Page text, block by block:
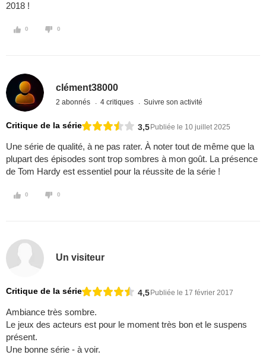
2018 !
0 0
clément38000
2 abonnés 4 critiques Suivre son activité
Critique de la série 3,5Publiée le 10 juillet 2025
Une série de qualité, à ne pas rater. À noter tout de même que la
plupart des épisodes sont trop sombres à mon goût. La présence
de Tom Hardy est essentiel pour la réussite de la série !
0 0
Un visiteur
Critique de la série 4,5Publiée le 17 février 2017
Ambiance très sombre.
Le jeux des acteurs est pour le moment très bon et le suspens
présent.
Une bonne série - à voir.